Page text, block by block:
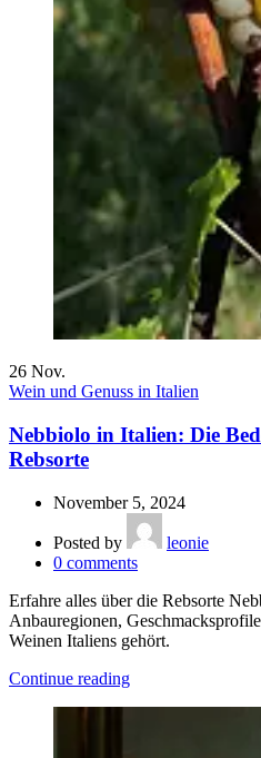
26 Nov.
Wein und Genuss in Italien
Nebbiolo in Italien: Die
Rebsorte
November 5, 2024
Posted by
leonie
0 comments
Erfahre alles über die Rebsorte
Anbauregionen,
Weinen Italiens gehört.
Continue reading